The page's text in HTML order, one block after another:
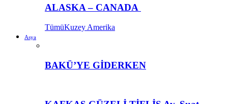
ALASKA – CANADA
TümüKuzey Amerika
Asya
BAKÜ’YE GİDERKEN